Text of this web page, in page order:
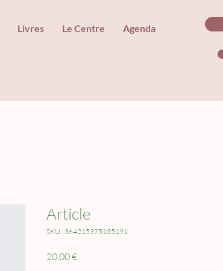
Livres Le Centre Agenda
Article
SKU : 364215375135191
20,00 €Prix